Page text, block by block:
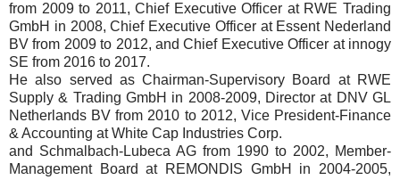
from 2009 to 2011, Chief Executive Officer at RWE Trading
GmbH in 2008, Chief Executive Officer at Essent Nederland
BV from 2009 to 2012, and Chief Executive Officer at innogy
SE from 2016 to 2017.
He also served as Chairman-Supervisory Board at RWE
Supply & Trading GmbH in 2008-2009, Director at DNV GL
Netherlands BV from 2010 to 2012, Vice President-Finance
& Accounting at White Cap Industries Corp.
and Schmalbach-Lubeca AG from 1990 to 2002, Member-
Management Board at REMONDIS GmbH in 2004-2005,